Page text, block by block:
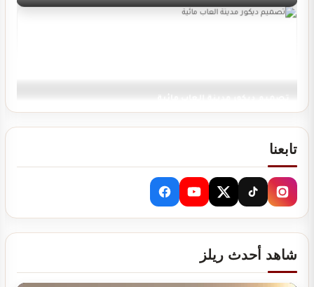
تصميم ديكور نادي رياضي GYM
تابعنا
شاهد أحدث ريلز